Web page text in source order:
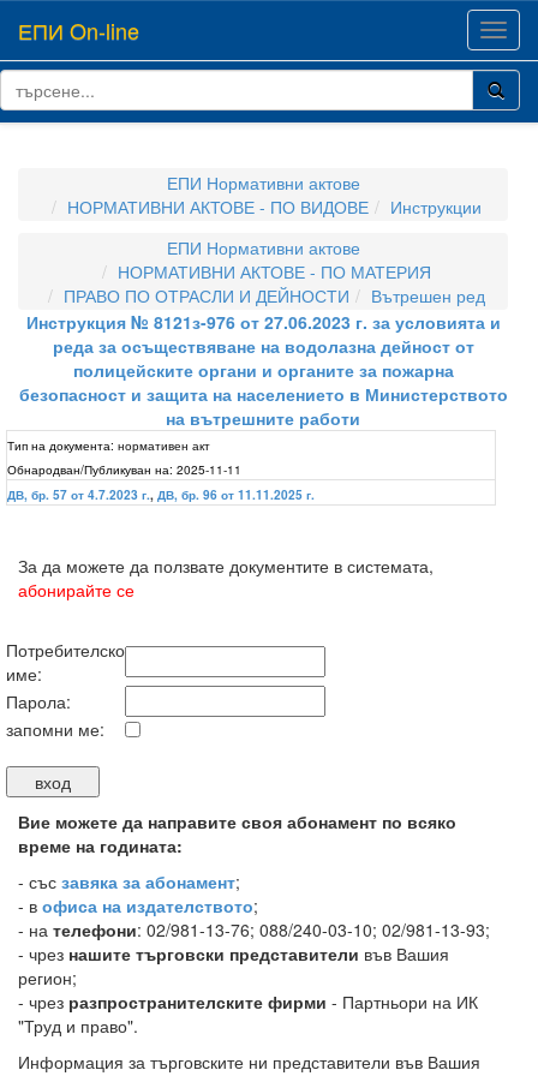
ЕПИ On-line
ЕПИ Нормативни актове
НОРМАТИВНИ АКТОВЕ - ПО ВИДОВЕ
Инструкции
ЕПИ Нормативни актове
НОРМАТИВНИ АКТОВЕ - ПО МАТЕРИЯ
ПРАВО ПО ОТРАСЛИ И ДЕЙНОСТИ
Вътрешен ред
Инструкция № 8121з-976 от 27.06.2023 г. за условията и
реда за осъществяване на водолазна дейност от
полицейските органи и органите за пожарна
безопасност и защита на населението в Министерството
на вътрешните работи
Тип на документа: нормативен акт
Обнародван/Публикуван на: 2025-11-11
ДВ, бр. 57 от 4.7.2023 г., ДВ, бр. 96 от 11.11.2025 г.
За да можете да ползвате документите в системата,
абонирайте се
Потребителско
име:
Парола:
запомни ме:
Вие можете да направите своя абонамент по всяко
време на годината:
- със завяка за абонамент;
- в офиса на издателството;
- на телефони: 02/981-13-76; 088/240-03-10; 02/981-13-93;
- чрез нашите търговски представители във Вашия
регион;
- чрез разпространителските фирми - Партньори на ИК
"Труд и право".
Информация за търговските ни представители във Вашия